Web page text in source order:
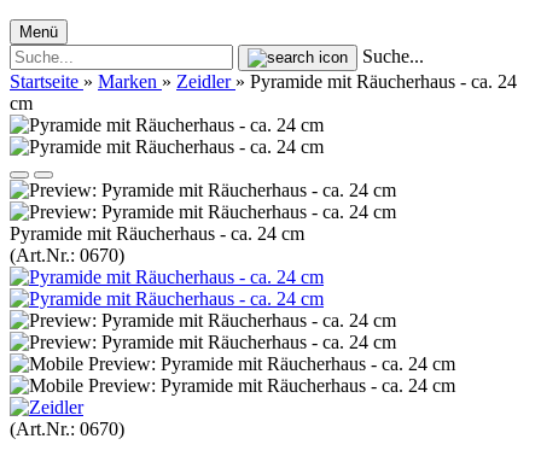
Menü
Suche...
Startseite » Marken » Zeidler » Pyramide mit Räucherhaus - ca. 24
cm
Pyramide mit Räucherhaus - ca. 24 cm
(Art.Nr.: 0670)
(Art.Nr.: 0670)